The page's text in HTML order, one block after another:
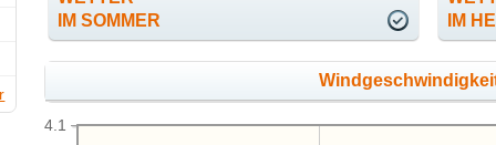
IM SOMMER
IM
4.1